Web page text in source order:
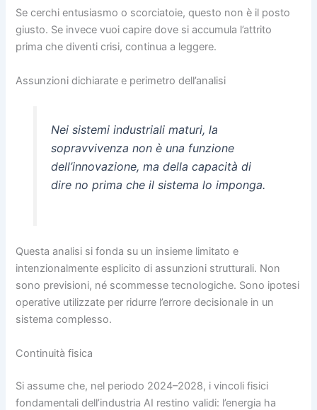
Se cerchi entusiasmo o scorciatoie, questo non è il posto
giusto. Se invece vuoi capire dove si accumula l’attrito
prima che diventi crisi, continua a leggere.
Assunzioni dichiarate e perimetro dell’analisi
Nei sistemi industriali maturi, la
sopravvivenza non è una funzione
dell’innovazione, ma della capacità di
dire no prima che il sistema lo imponga.
Questa analisi si fonda su un insieme limitato e
intenzionalmente esplicito di assunzioni strutturali. Non
sono previsioni, né scommesse tecnologiche. Sono ipotesi
operative utilizzate per ridurre l’errore decisionale in un
sistema complesso.
Continuità fisica
Si assume che, nel periodo 2024–2028, i vincoli fisici
fondamentali dell’industria AI restino validi: l’energia ha